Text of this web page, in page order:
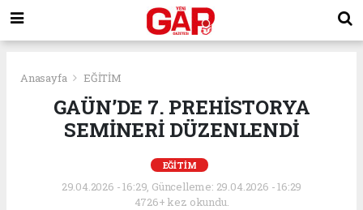
Anasayfa EĞİTİM
GAÜN’DE 7. PREHİSTORYA
SEMİNERİ DÜZENLENDİ
EĞİTİM
29.04.2026 - 16:29, Güncelleme: 29.04.2026 - 16:29
4726+ kez okundu.